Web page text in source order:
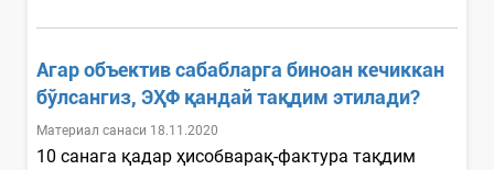
Агар объектив сабабларга биноан кечиккан
бўлсангиз, ЭҲФ қандай тақдим этилади?
Материал санаси 18.11.2020
10 санага қадар ҳисобварақ-фактура тақдим